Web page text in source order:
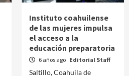
Instituto coahuilense
de las mujeres impulsa
el acceso a la
educación preparatoria
6 años ago Editorial Staff
Saltillo, Coahuila de